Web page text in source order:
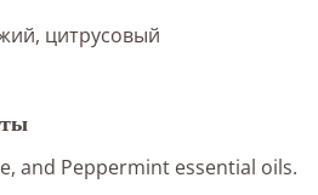
цитрусовый
and Peppermint essential oils.